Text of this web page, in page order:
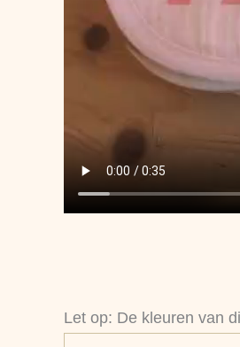
Let op: De kleuren van